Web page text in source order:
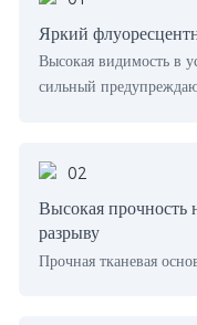
Яркий
Высокая видимость в
сильный
Высокая прочность
разрыву
Прочная тканевая